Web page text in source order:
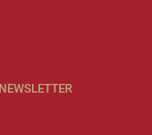
NEWSLETTER